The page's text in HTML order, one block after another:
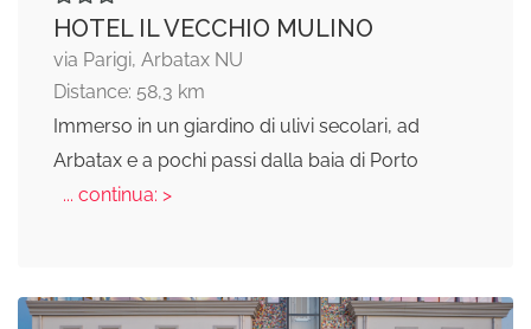
HOTEL IL VECCHIO MULINO
via Parigi, Arbatax NU
Distance: 58,3 km
Immerso in un giardino di ulivi secolari, ad
Arbatax e a pochi passi dalla baia di Porto
... continua: >